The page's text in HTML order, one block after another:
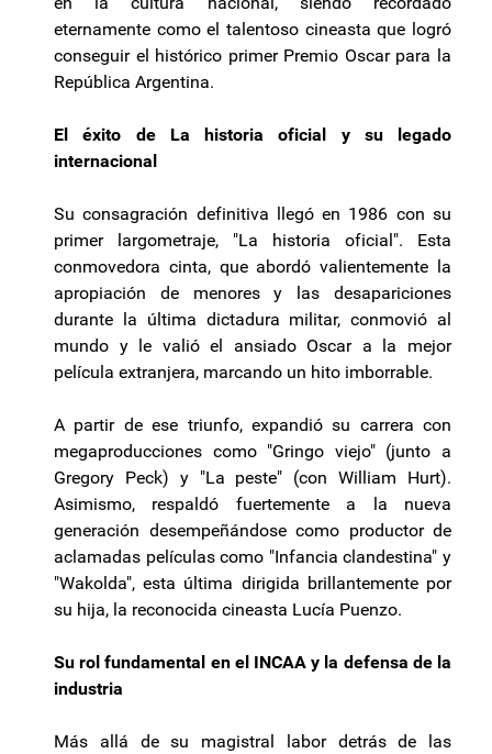
eternamente como el talentoso cineasta que logró
conseguir el histórico primer Premio Oscar para la
República Argentina.
El éxito de La historia oficial y su legado
internacional
Su consagración definitiva llegó en 1986 con su
primer largometraje, "La historia oficial". Esta
conmovedora cinta, que abordó valientemente la
apropiación de menores y las desapariciones
durante la última dictadura militar, conmovió al
mundo y le valió el ansiado Oscar a la mejor
película extranjera, marcando un hito imborrable.
A partir de ese triunfo, expandió su carrera con
megaproducciones como "Gringo viejo" (junto a
Gregory Peck) y "La peste" (con William Hurt).
Asimismo, respaldó fuertemente a la nueva
generación desempeñándose como productor de
aclamadas películas como "Infancia clandestina" y
"Wakolda", esta última dirigida brillantemente por
su hija, la reconocida cineasta Lucía Puenzo.
Su rol fundamental en el INCAA y la defensa de la
industria
Más allá de su magistral labor detrás de las